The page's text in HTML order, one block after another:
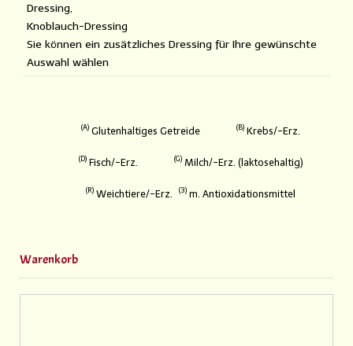
Dressing,
Knoblauch-Dressing
Sie können ein zusätzliches Dressing für Ihre gewünschte
Auswahl wählen
A Glutenhaltiges Getreide B Krebs/-Erz.
D Fisch/-Erz. G Milch/-Erz. (laktosehaltig)
R Weichtiere/-Erz. 3 m. Antioxidationsmittel
Warenkorb